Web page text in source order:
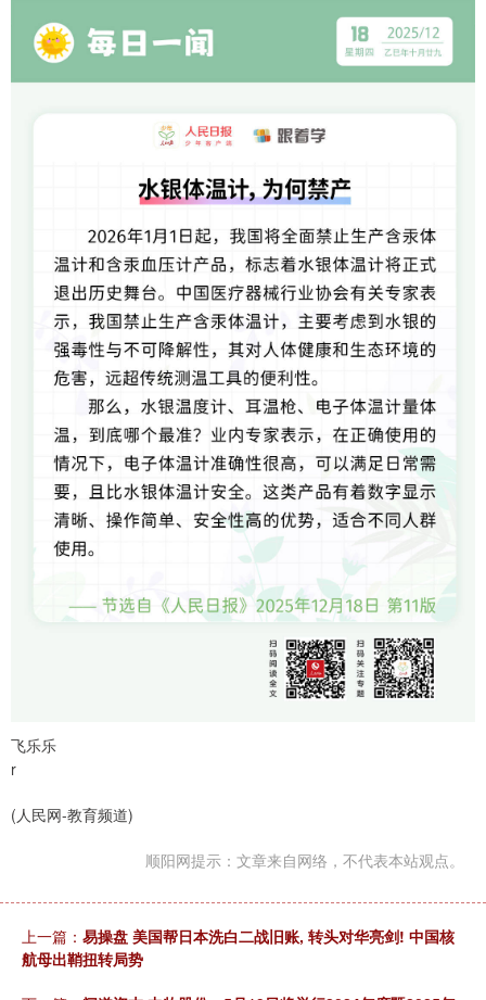
飞乐乐
r
(人民网-教育频道)
顺阳网提示：文章来自网络，不代表本站观点。
上一篇： 易操盘 美国帮日本洗白二战旧账, 转头对华亮剑! 中国核
航母出鞘扭转局势